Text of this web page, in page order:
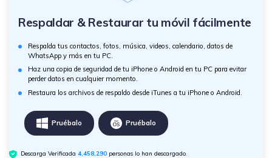
Respaldar & Restaurar tu móvil fácilmente
Respalda tus contactos, fotos, música, videos, calendario, datos de
WhatsApp y más en tu PC.
Haz una copia de seguridad de tu iPhone o Android en tu PC para evitar
perder datos en cualquier momento.
Restaura los archivos de respaldo desde iTunes a tu iPhone o Android.
Pruébalo Pruébalo
Descarga Verificada4,458,291 personas lo han descargado.